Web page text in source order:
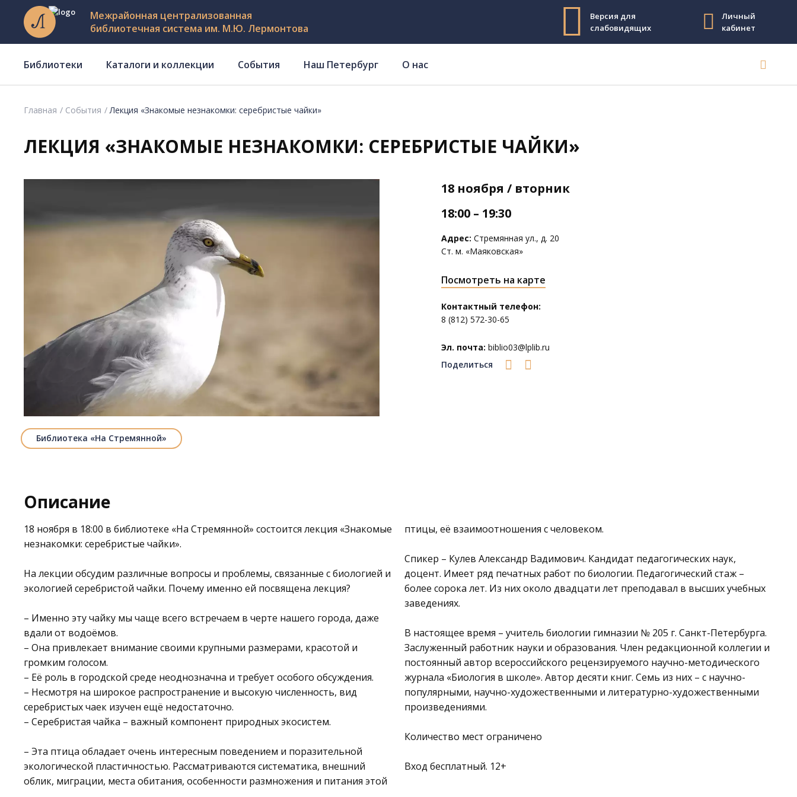
Межрайонная централизованная
библиотечная система им. М.Ю. Лермонтова
Версия для
слабовидящих
Личный
кабинет
Библиотеки Каталоги и коллекции События Наш Петербург О нас
Главная События Лекция «Знакомые незнакомки: серебристые чайки»
ЛЕКЦИЯ «ЗНАКОМЫЕ НЕЗНАКОМКИ: СЕРЕБРИСТЫЕ ЧАЙКИ»
Библиотека «На Стремянной»
18 ноября / вторник
18:00 – 19:30
Адрес: Стремянная ул., д. 20
Ст. м. «Маяковская»
Посмотреть на карте
Контактный телефон:
8 (812) 572-30-65
Эл. почта: biblio03@lplib.ru
Поделиться
Описание
18 ноября в 18:00 в библиотеке «На Стремянной» состоится лекция «Знакомые
незнакомки: серебристые чайки».
На лекции обсудим различные вопросы и проблемы, связанные с биологией и
экологией серебристой чайки. Почему именно ей посвящена лекция?
– Именно эту чайку мы чаще всего встречаем в черте нашего города, даже
вдали от водоёмов.
– Она привлекает внимание своими крупными размерами, красотой и
громким голосом.
– Её роль в городской среде неоднозначна и требует особого обсуждения.
– Несмотря на широкое распространение и высокую численность, вид
серебристых чаек изучен ещё недостаточно.
– Серебристая чайка – важный компонент природных экосистем.
– Эта птица обладает очень интересным поведением и поразительной
экологической пластичностью. Рассматриваются систематика, внешний
облик, миграции, места обитания, особенности размножения и питания этой
птицы, её взаимоотношения с человеком.
Спикер – Кулев Александр Вадимович. Кандидат педагогических наук,
доцент. Имеет ряд печатных работ по биологии. Педагогический стаж –
более сорока лет. Из них около двадцати лет преподавал в высших учебных
заведениях.
В настоящее время – учитель биологии гимназии № 205 г. Санкт-Петербурга.
Заслуженный работник науки и образования. Член редакционной коллегии и
постоянный автор всероссийского рецензируемого научно-методического
журнала «Биология в школе». Автор десяти книг. Семь из них – с научно-
популярными, научно-художественными и литературно-художественными
произведениями.
Количество мест ограничено
Вход бесплатный. 12+